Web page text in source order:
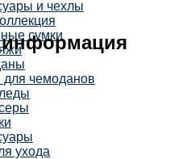
и чехлы
сумки
чемоданов
ухода